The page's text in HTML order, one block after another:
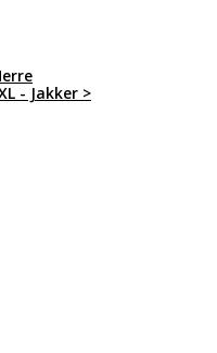
- Jakker >